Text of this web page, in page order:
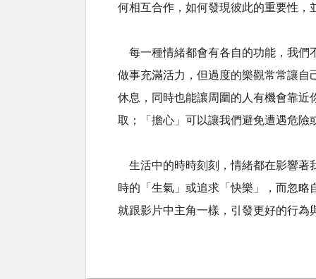
何相互合作，如何發現彼此的重要性，
每一種情緒都會有各自的功能，我們
做事充滿活力，但過度的樂觀常常讓自
休息，同時也能讓周圍的人有機會靠近
取；「擔心」可以讓我們避免遭遇危險
生活中的時時刻刻，情緒都在影響著
時的「生氣」或追求「快樂」，而忽略
就跟影片中主角一樣，引發更好的行為